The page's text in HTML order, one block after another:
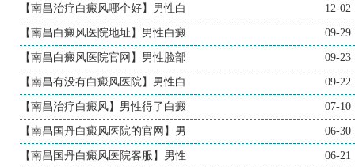
【南昌治疗白癜风哪个好】男性白 12-02
【南昌白癜风医院地址】男性白癜 09-29
【南昌白癜风医院官网】男性脸部 09-23
【南昌有没有白癜风医院】男性白 09-22
【南昌治疗白癜风】男性得了白癜 07-10
【南昌国丹白癜风医院的官网】男 06-30
【南昌国丹白癜风医院客服】男性 06-21